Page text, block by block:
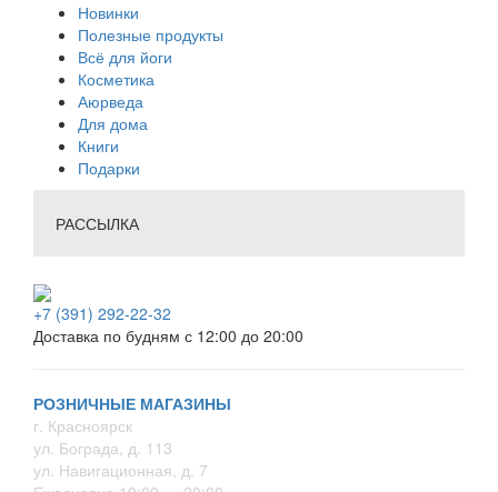
Новинки
Полезные продукты
Всё для йоги
Косметика
Аюрведа
Для дома
Книги
Подарки
РАССЫЛКА
+7 (391) 292-22-32
Доставка по будням с 12:00 до 20:00
РОЗНИЧНЫЕ МАГАЗИНЫ
г. Красноярск
ул. Бограда, д. 113
ул. Навигационная, д. 7